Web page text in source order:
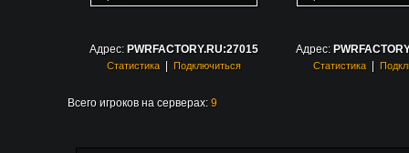
Адрес: PWRFACTORY.RU:27015
Статистика| Подключиться
Адрес:
Статистика|
Всего игроков на серверах: 9